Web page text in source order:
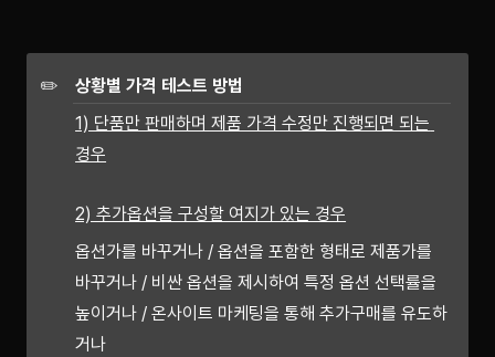
✏️
상황별 가격 테스트 방법
1) 단품만 판매하며 제품 가격 수정만 진행되면 되는
경우
2) 추가옵션을 구성할 여지가 있는 경우
옵션가를 바꾸거나 / 옵션을 포함한 형태로 제품가를
바꾸거나 / 비싼 옵션을 제시하여 특정 옵션 선택률을
높이거나 / 온사이트 마케팅을 통해 추가구매를 유도하
거나